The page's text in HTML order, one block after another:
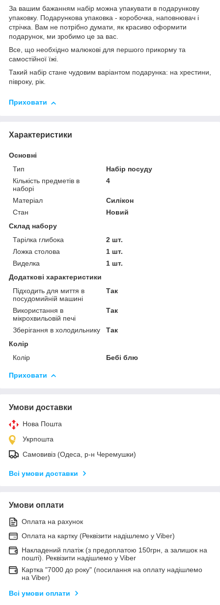
За вашим бажанням набір можна упакувати в подарункову
упаковку. Подарункова упаковка - коробочка, наповнювач і
стрічка. Вам не потрібно думати, як красиво оформити
подарунок, ми зробимо це за вас.
Все, що необхідно малюкові для першого прикорму та
самостійної їжі.
Такий набір стане чудовим варіантом подарунка: на хрестини,
півроку, рік.
Приховати
Характеристики
Основні
Тип
Набір посуду
Кількість предметів в
наборі
4
Матеріал
Силікон
Стан
Новий
Склад набору
Тарілка глибока
2 шт.
Ложка столова
1 шт.
Виделка
1 шт.
Додаткові характеристики
Підходить для миття в
посудомийній машині
Так
Використання в
мікрохвильовій печі
Так
Зберігання в холодильнику
Так
Колір
Колір
Бебі блю
Приховати
Умови доставки
Нова Пошта
Укрпошта
Самовивіз (Одеса, р-н Черемушки)
Всі умови доставки
Умови оплати
Оплата на рахунок
Оплата на картку (Реквізити надішлемо у Viber)
Накладений платіж (з предоплатою 150грн, а залишок на
пошті). Реквізити надішлемо у Viber
Картка "7000 до року" (посилання на оплату надішлемо
на Viber)
Всі умови оплати